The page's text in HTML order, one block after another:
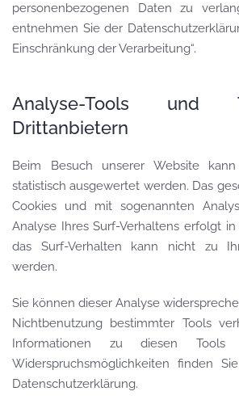
personenbezogenen Daten zu
entnehmen Sie der
Einschränkung der Verarbeitung“.
Analyse-Tools und
Drittanbietern
Beim Besuch unserer Website
statistisch ausgewertet werden. Das
Cookies und mit sogenannten
Analyse Ihres Surf-Verhaltens erfolgt
das Surf-Verhalten kann nicht zu
werden.
Sie können dieser Analyse
Nichtbenutzung bestimmter Tools
Informationen zu diesen
Widerspruchsmöglichkeiten finden
Datenschutzerklärung.